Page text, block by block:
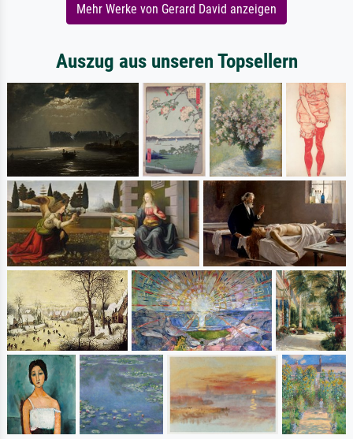
Mehr Werke von Gerard David anzeigen
Auszug aus unseren Topsellern